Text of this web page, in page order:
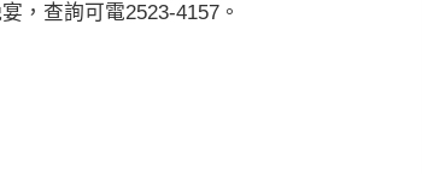
，查詢可電2523-4157。